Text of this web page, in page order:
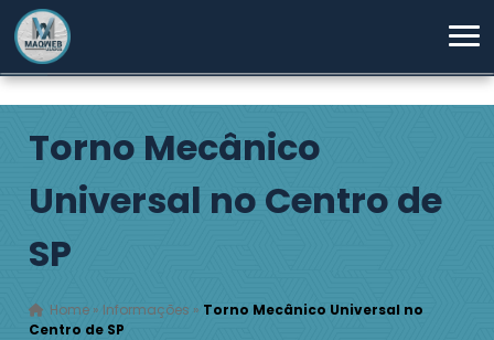
Torno Mecânico
Universal no Centro de
SP
Home » Informações » Torno Mecânico Universal no
Centro de SP